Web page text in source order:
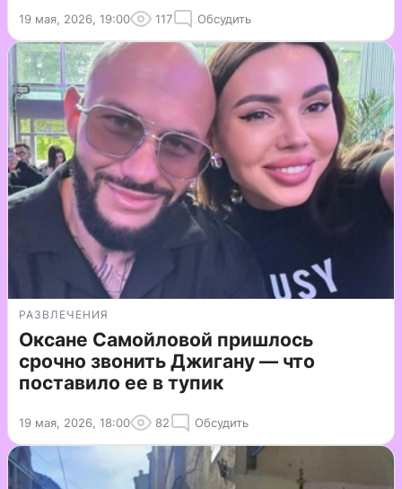
19 мая, 2026, 19:00 117 Обсудить
РАЗВЛЕЧЕНИЯ
Оксане Самойловой пришлось
срочно звонить Джигану — что
поставило ее в тупик
19 мая, 2026, 18:00 82 Обсудить